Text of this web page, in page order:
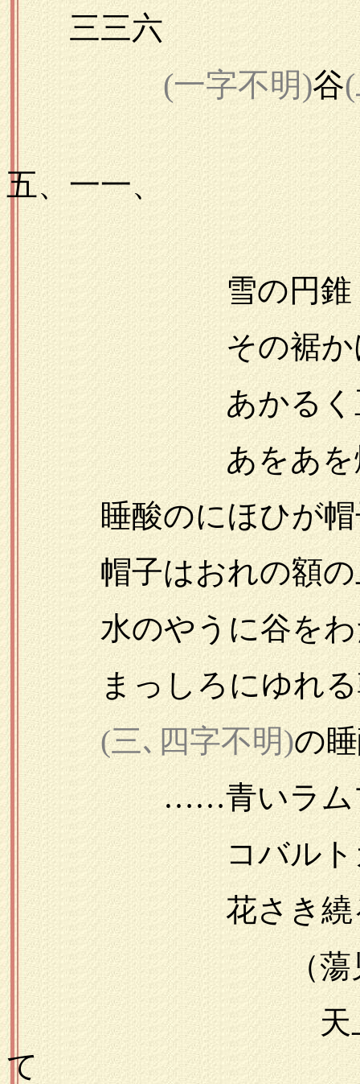
三三六
(一字不明)谷
一九
五、一一、
雪の円錐
その裾かけて撒
あかるく亘る
あをあを燃え
睡酸のにほひが帽
帽子はおれの額の
水のやうに谷をわ
まっしろにゆれる朝
(三､四字不明)の
……青いラムプ
コバルトガラ
花さき繞る潅
（蕩児高橋
天上に行き数
て